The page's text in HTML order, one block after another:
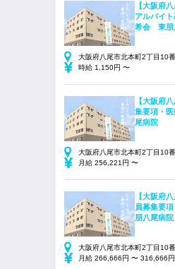
【大阪府
アルバイ
希会 東朋
大阪府八尾市北本町2丁目10
時給 1,150円 〜
【大阪府
集要項・
尾病院
大阪府八尾市北本町2丁目10
月給 256,221円 〜
【大阪府
員募集要
朋八尾病院
大阪府八尾市北本町2丁目10
月給 266,666円 〜 316,666円